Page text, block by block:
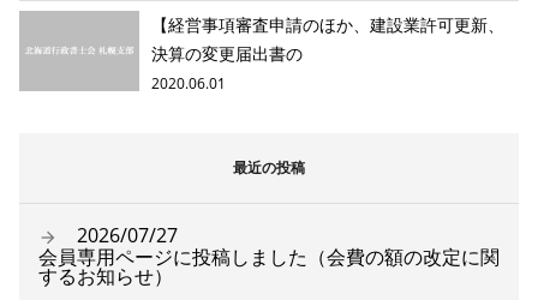
【経営事項審査申請のほか、建設業許可更新、
決算の変更届出書の
2020.06.01
最近の投稿
2026/07/27
会員専用ページに投稿しました（会費の額の改定に関
するお知らせ）